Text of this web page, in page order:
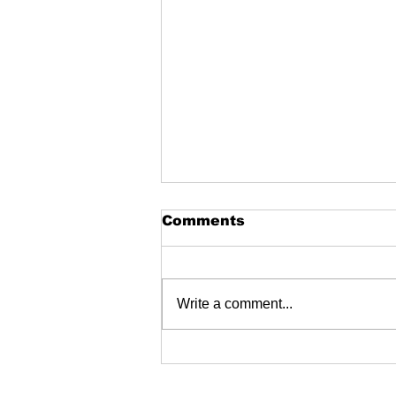
Comments
Write a comment...